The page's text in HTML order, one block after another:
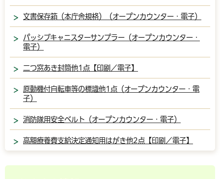
文書保存箱（本庁舎規格）（オープンカウンター・電子）
パッシブキャニスターサンプラー（オープンカウンター・
電子）
二つ窓あき封筒他1点【印刷／電子】
原動機付自転車等の標識他1点（オープンカウンター・電
子）
消防隊用安全ベルト（オープンカウンター・電子）
高額療養費支給決定通知用はがき他2点【印刷／電子】